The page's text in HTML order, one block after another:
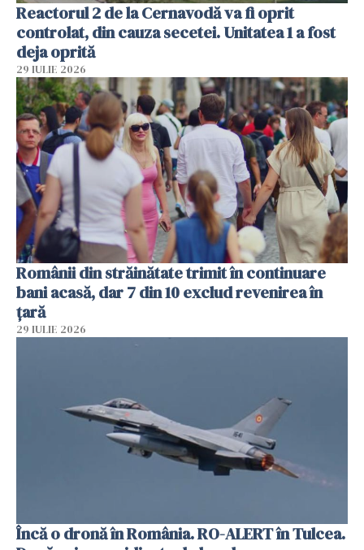
Reactorul 2 de la Cernavodă va fi oprit
controlat, din cauza secetei. Unitatea 1 a fost
deja oprită
29 IULIE 2026
Românii din străinătate trimit în continuare
bani acasă, dar 7 din 10 exclud revenirea în
țară
29 IULIE 2026
Încă o dronă în România. RO-ALERT în Tulcea.